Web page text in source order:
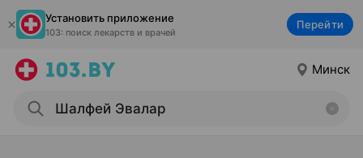
Установить приложение
103: поиск лекарств и врачей
Перейти
Минск